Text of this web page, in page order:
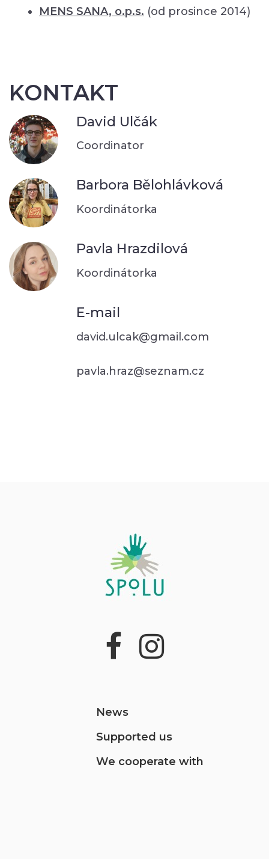
MENS SANA, o.p.s. (od prosince 2014)
KONTAKT
David Ulčák
Coordinator
Barbora Bělohlávková
Koordinátorka
Pavla Hrazdilová
Koordinátorka
E-mail
david.ulcak@gmail.com
pavla.hraz@seznam.cz
News
Supported us
We cooperate with